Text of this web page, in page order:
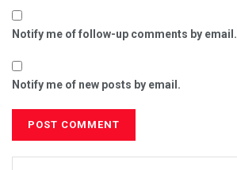
Notify me of follow-up comments by email.
Notify me of new posts by email.